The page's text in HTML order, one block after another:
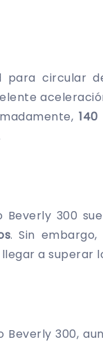
para circular
Beverly 300
. Sin
a superar
Beverly 300,